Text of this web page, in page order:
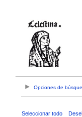
Opciones de
Seleccionar todo